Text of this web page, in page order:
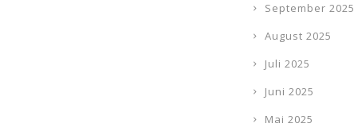
September 2025
August 2025
Juli 2025
Juni 2025
Mai 2025